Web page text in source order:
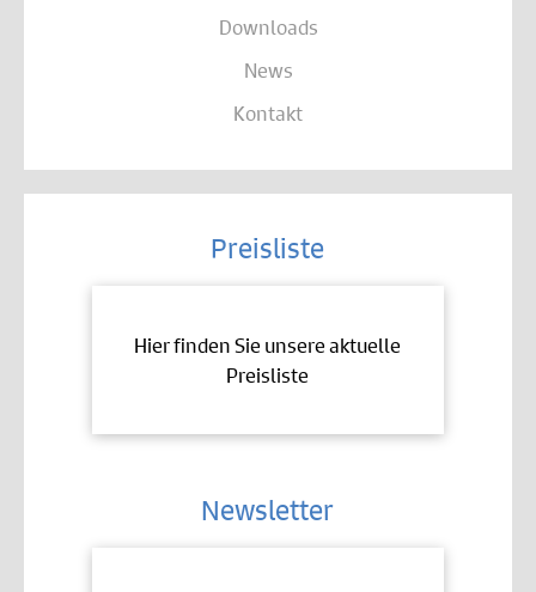
Downloads
News
Kontakt
Preisliste
Hier finden Sie unsere aktuelle
Preisliste
Newsletter